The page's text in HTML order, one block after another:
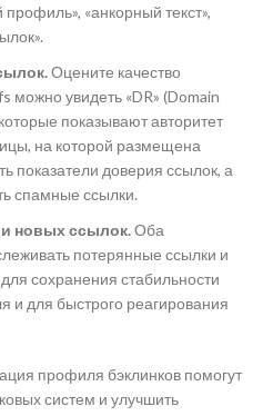
«анкорный текст»,
Оцените качество
можно увидеть «DR» (Domain
показывают авторитет
на которой размещена
показатели доверия ссылок, а
спамные ссылки.
новых ссылок.Оба
потерянные ссылки и
сохранения стабильности
и для быстрого реагирования
профиля бэклинков помогут
систем и улучшить